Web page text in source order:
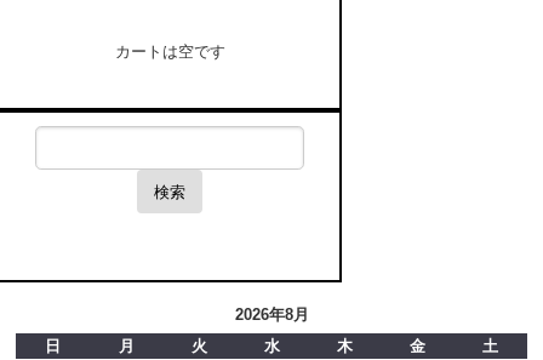
カートは空です
検索
2026年8月
日
月 火 水 木 金
土